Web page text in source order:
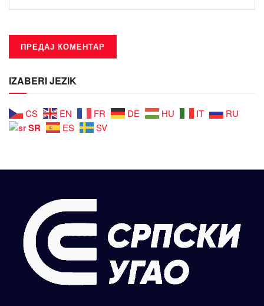
IZABERI JEZIK
CS EN FR DE HU IT RU
SR ES SV